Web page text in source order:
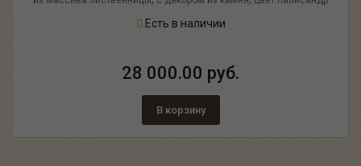
Есть в наличии
28 000.00 руб.
В корзину